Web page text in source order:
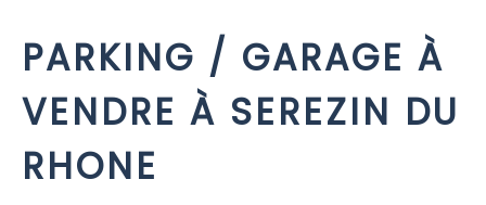
PARKING / GARAGE À
VENDRE À SEREZIN DU
RHONE